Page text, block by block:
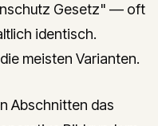
Gesetz" — oft
identisch.
meisten Varianten.
Abschnitten das